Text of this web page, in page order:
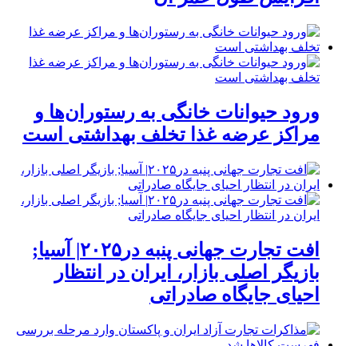
ورود حیوانات خانگی به رستوران‌ها و
مراکز عرضه غذا تخلف بهداشتی است
افت تجارت جهانی پنبه در۲۰۲۵| آسیا;
بازیگر اصلی بازار، ایران در انتظار
احیای جایگاه صادراتی